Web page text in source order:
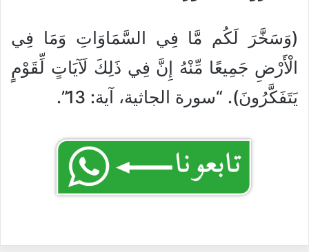
(وَسَخَّرَ لَكُم مَّا فِي السَّمَاوَاتِ وَمَا فِي
الْأَرْضِ جَمِيعًا مِّنْهُ إِنَّ فِي ذَلِكَ لَآيَاتٍ لِّقَوْمٍ
يَتَفَكَّرُونَ). “سورة الجاثية، آية: 13”.